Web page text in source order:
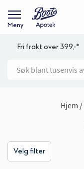
Meny
Fri frakt over 399,-*
Hjem
Velg filter